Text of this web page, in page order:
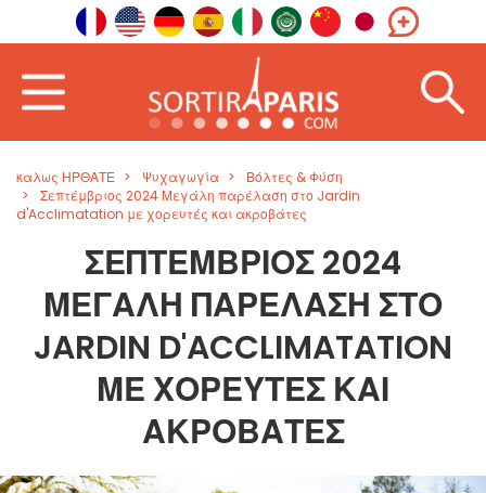
καλως ΗΡΘΑΤΕ Ψυχαγωγία
Βόλτες & Φύση
Σεπτέμβριος 2024 Μεγάλη παρέλαση στο Jardin
d'Acclimatation με χορευτές και ακροβάτες
ΣΕΠΤΈΜΒΡΙΟΣ 2024
ΜΕΓΆΛΗ ΠΑΡΈΛΑΣΗ ΣΤΟ
JARDIN D'ACCLIMATATION
ΜΕ ΧΟΡΕΥΤΈΣ ΚΑΙ
ΑΚΡΟΒΆΤΕΣ